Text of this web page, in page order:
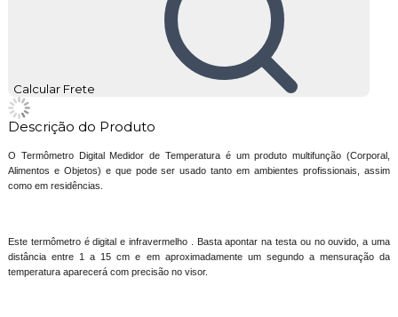
Calcular Frete
Descrição do Produto
O Termômetro Digital Medidor de Temperatura é um produto multifunção (Corporal,
Alimentos e Objetos) e que pode ser usado tanto em ambientes profissionais, assim
como em residências.
Este termômetro é digital e infravermelho . Basta apontar na testa ou no ouvido, a uma
distância entre 1 a 15 cm e em aproximadamente um segundo a mensuração da
temperatura aparecerá com precisão no visor.